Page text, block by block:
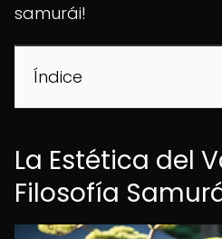
samurái!
Índice
La Estética del
Filosofía